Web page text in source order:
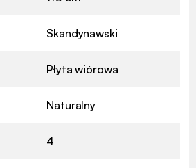
Skandynawski
Płyta wiórowa
Naturalny
4